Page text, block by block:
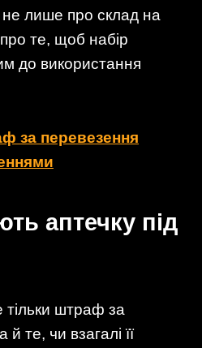
лише про склад на
те, щоб набір
до використання
за перевезення
аптечку під
тільки штраф за
й те, чи взагалі її